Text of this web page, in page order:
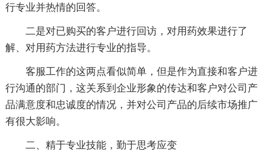
行专业并热情的回答。
二是对已购买的客户进行回访，对用药效果进行了
解、对用药方法进行专业的指导。
客服工作的这两点看似简单，但是作为直接和客户进
行沟通的部门，这关系到企业形象的传达和客户对公司产
品满意度和忠诚度的情况，并对公司产品的后续市场推广
有很大影响。
二、精于专业技能，勤于思考应变